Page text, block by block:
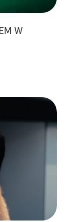
W